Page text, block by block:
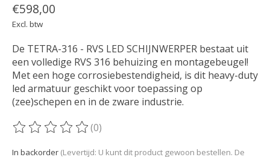
€598,00
Excl. btw
De TETRA-316 - RVS LED SCHIJNWERPER bestaat uit
een volledige RVS 316 behuizing en montagebeugel!
Met een hoge corrosiebestendigheid, is dit heavy-duty
led armatuur geschikt voor toepassing op
(zee)schepen en in de zware industrie.
De beoordeling van dit product is
(0)
In backorder (Levertijd: U kunt dit product gewoon bestellen. De